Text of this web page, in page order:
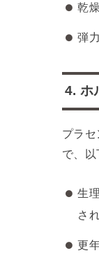
乾
弾
4. ホ
プラ
で、以
生
さ
更